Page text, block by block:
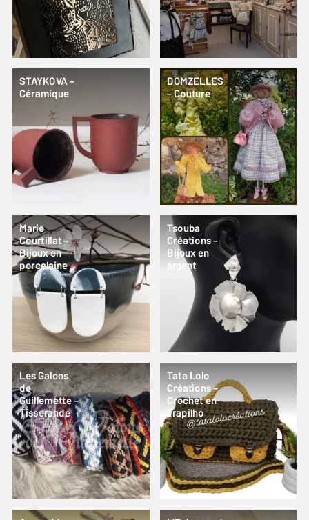
STAYKOVA –
Céramique
DOMZELLES
– Couture
Marie
Courtillat –
Bijoux en
porcelaine
Tsouba
Créations –
Bijoux en
argent
Les Galons
de
Guillemette –
Tisserande
Tata Lolo
Créations –
Crochet en
Trapilho